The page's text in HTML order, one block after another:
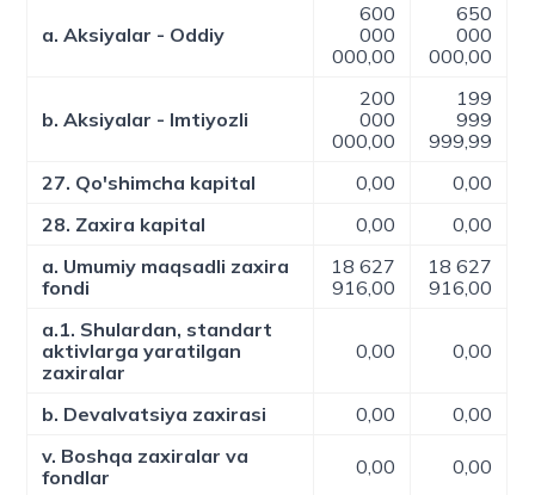
a. Aksiyalar - Oddiy
600
000
000,00
650
000
000,00
b. Aksiyalar - Imtiyozli
200
000
000,00
199
999
999,99
27. Qo'shimcha kapital
0,00
0,00
28. Zaxira kapital
0,00
0,00
a. Umumiy maqsadli zaxira
fondi
18 627
916,00
18 627
916,00
a.1. Shulardan, standart
aktivlarga yaratilgan
zaxiralar
0,00 0,00
b. Devalvatsiya zaxirasi 0,00
0,00
v. Boshqa zaxiralar va
fondlar
0,00 0,00